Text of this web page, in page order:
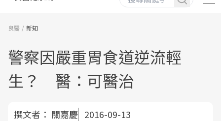
良醫 新知
警察因嚴重胃食道逆流輕
生？ 醫：可醫治
撰文者： 關嘉慶 2016-09-13